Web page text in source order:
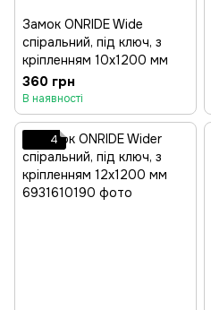
Замок ONRIDE Wide
спіральний, під ключ, з
кріпленням 10x1200 мм
360 грн
В наявності
4